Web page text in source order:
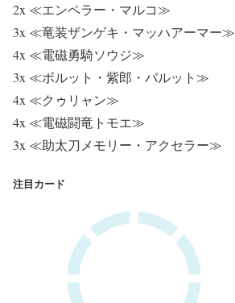
2x ≪エンペラー・マルコ≫
3x ≪竜装ザンゲキ・マッハアーマー≫
4x ≪電磁勇騎ソウジ≫
3x ≪ボルット・紫郎・バルット≫
4x ≪クゥリャン≫
4x ≪電磁闘竜トモエ≫
3x ≪助太刀メモリー・アクセラー≫
注目カード